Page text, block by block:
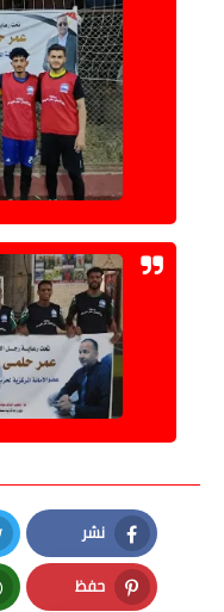
نشر
Facebook
حفظ